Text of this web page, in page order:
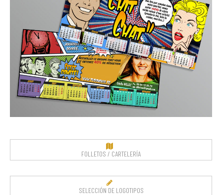
FOLLETOS / CARTELERÍA
SELECCIÓN DE LOGOTIPOS